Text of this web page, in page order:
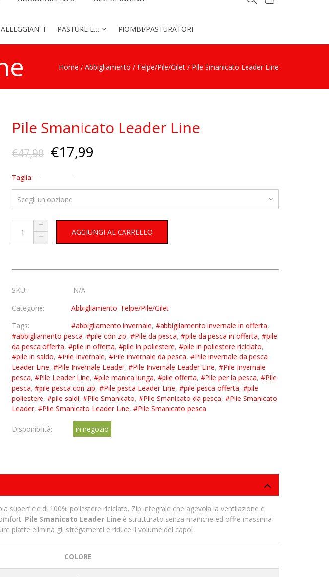
PASTURE E… PIOMBI/PASTURATORI
Home / Abbigliamento / Felpe/Pile/Gilet / Pile Smanicato Leader Line
Pile Smanicato Leader Line
€47,90 €17,99
Taglia:
AGGIUNGI AL CARRELLO
SKU:
N/A
Categorie:
Abbigliamento, Felpe/Pile/Gilet
Tags:
#abbigliamento invernale, #abbigliamento invernale in offerta,
#abbigliamento pesca, #pile con zip, #Pile da pesca, #pile da pesca in offerta, #pile
da pesca offerta, #pile in offerta, #pile in poliestere, #pile in poliestere riciclato,
#pile in saldo, #Pile Invernale, #Pile Invernale da pesca, #Pile Invernale da pesca
Leader Line, #Pile Invernale Leader, #Pile Invernale Leader Line, #Pile Invernale
pesca, #Pile Leader Line, #pile manica lunga, #pile offerta, #Pile per la pesca, #Pile
pesca, #pile pesca con zip, #Pile pesca Leader Line, #pile pesca offerta, #pile
poliestere, #pile saldi, #Pile Smanicato, #Pile Smanicato da pesca, #Pile Smanicato
Leader, #Pile Smanicato Leader Line, #Pile Smanicato pesca
Disponibilità: in negozio
superficie di 100% poliestere riciclato. Zip integrale che agevola la ventilazione e
Pile Smanicato Leader Line è strutturato senza maniche ed offre massima
piatte elimina gli sfregamenti e riduce il volume del capo!
COLORE